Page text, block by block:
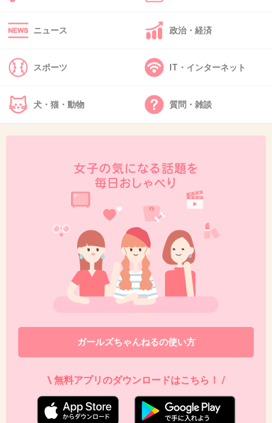
+6
45. 匿名
知らないけど、韓国の親も子供のために貯金してるんじゃ
ないの？
さすが韓国って感じかな。
子どもの頃からずる賢いんだね。
+7
そういえば、預かっといてあげるといった私のお年玉は母
はまだ預かってくれてるのかしら？
2013/02/15(金) 18:55:56
ニュース 政治・経済
スポーツ IT・インターネット
犬・猫・動物 質問・雑談
ガールズちゃんねるの使い方
\ 無料アプリのダウンロードはこちら！ /